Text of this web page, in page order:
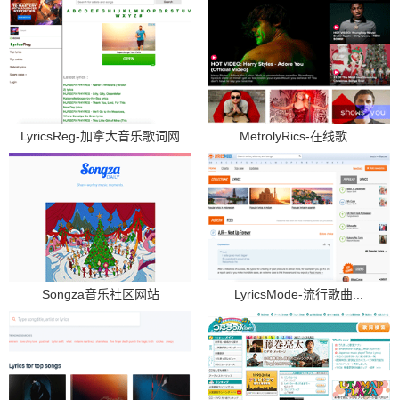
LyricsReg-加拿大音乐歌词网 MetrolyRics-在线歌...
Songza音乐社区网站 LyricsMode-流行歌曲...